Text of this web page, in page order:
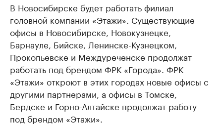
В Новосибирске будет работать филиал
головной компании «Этажи». Существующие
офисы в Новосибирске, Новокузнецке,
Барнауле, Бийске, Ленинске-Кузнецком,
Прокопьевске и Междуреченске продолжат
работать под брендом ФРК «Города». ФРК
«Этажи» откроют в этих городах новые офисы с
другими партнерами, а офисы в Томске,
Бердске и Горно-Алтайске продолжат работу
под брендом «Этажи».